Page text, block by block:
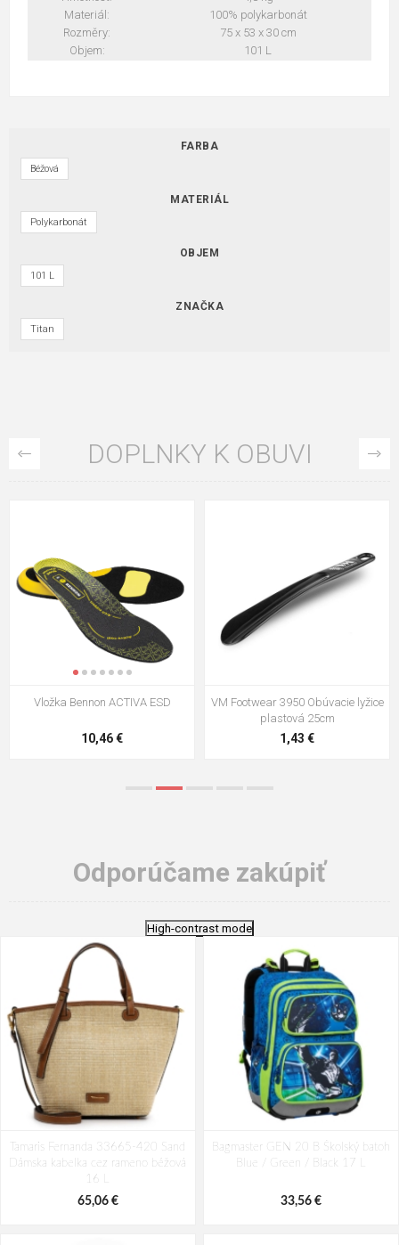
Materiál:
100% polykarbonát
Rozměry:
75 x 53 x 30 cm
Objem:
101 L
FARBA
Béžová
MATERIÁL
Polykarbonát
OBJEM
101 L
ZNAČKA
Titan
DOPLNKY K OBUVI
VM Footwear 3009 Vkladacia
5,21 €
VM Footwear 3102 Šnúrky ploché
0,79 €
Odporúčame zakúpiť
High-contrast mode
Tamaris Fernanda 33665-420 Sand
Dámska kabelka cez rameno béžová
16 L
65,06 €
Bagmaster GEN 20 B Školský batoh
Blue / Green / Black 17 L
33,56 €